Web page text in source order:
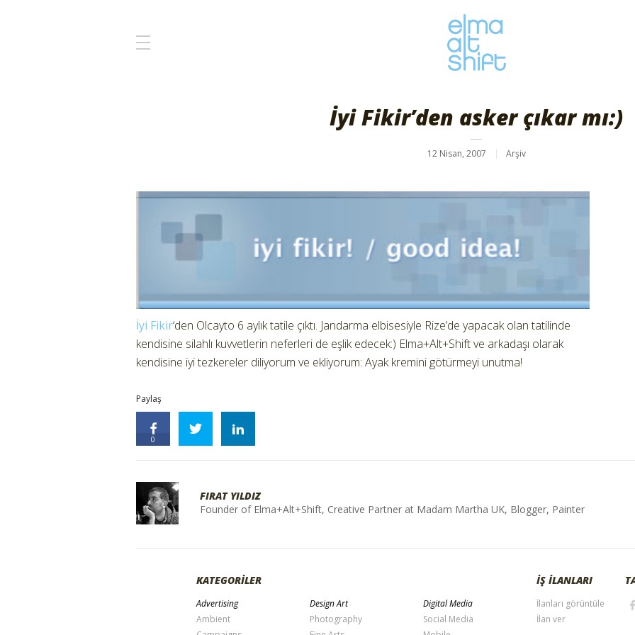
İyi Fikir’den asker çıkar mı:)
12 Nisan, 2007 Arşiv
İyi Fikir‘den Olcayto 6 aylık tatile çıktı. Jandarma elbisesiyle Rize’de yapacak olan tatilinde
kendisine silahlı kuvvetlerin neferleri de eşlik edecek:) Elma+Alt+Shift ve arkadaşı olarak
kendisine iyi tezkereler diliyorum ve ekliyorum: Ayak kremini götürmeyi unutma!
Paylaş
0
FIRAT YILDIZ
Founder of Elma+Alt+Shift, Creative Partner at Madam Martha UK, Blogger, Painter
KATEGORİLER
Advertising
Ambient
Design Art
Photography
Digital Media
Social Media
İŞ İLANLARI
İlanları görüntüle
İlan ver